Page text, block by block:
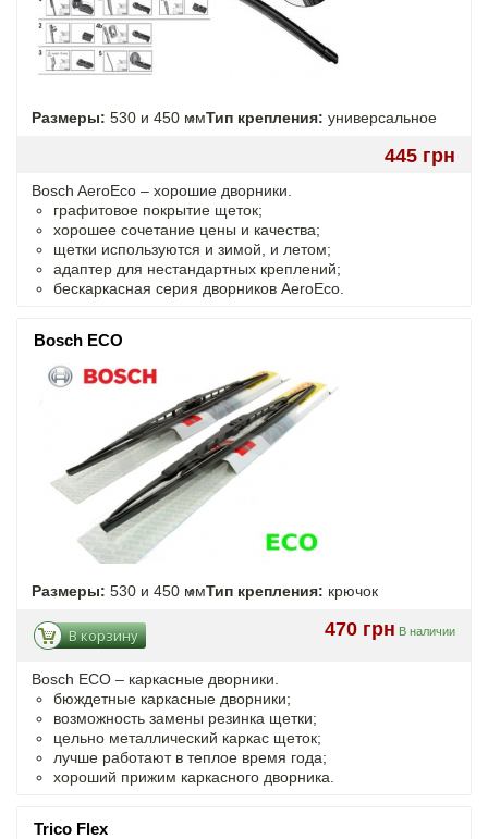
Размеры: 530 и 450 ммТип крепления: универсальное
445 грн
Bosch AeroEco – хорошие дворники.
графитовое покрытие щеток;
хорошее сочетание цены и качества;
щетки используются и зимой, и летом;
адаптер для нестандартных креплений;
бескаркасная серия дворников AeroEco.
Bosch ECO
Размеры: 530 и 450 ммТип крепления: крючок
470 грн В наличии
В корзину
Bosch ECO – каркасные дворники.
бюждетные каркасные дворники;
возможность замены резинка щетки;
цельно металлический каркас щеток;
лучше работают в теплое время года;
хороший прижим каркасного дворника.
Trico Flex